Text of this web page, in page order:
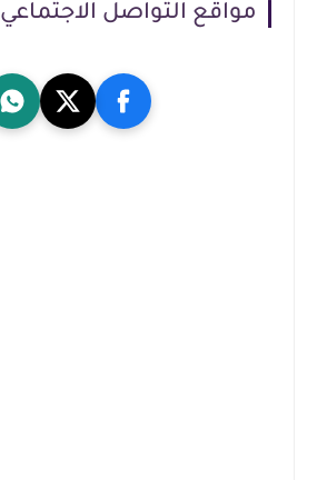
مواقع التواصل الاجتماعي